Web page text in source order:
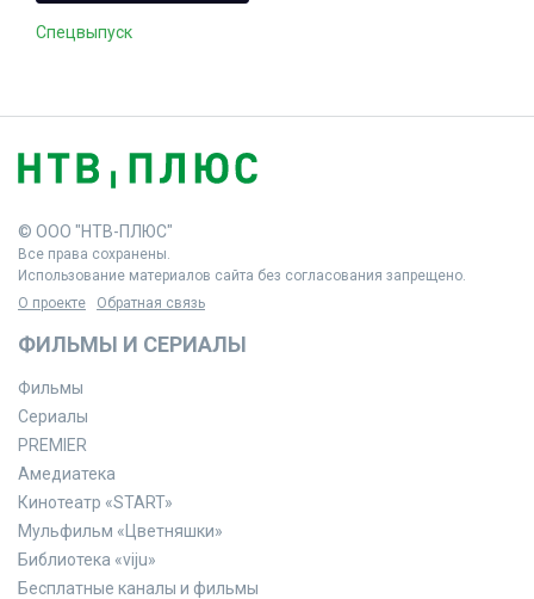
Спецвыпуск
© ООО "НТВ-ПЛЮС"
Все права сохранены.
Использование материалов сайта без согласования запрещено.
О проекте
Обратная связь
ФИЛЬМЫ И СЕРИАЛЫ
Фильмы
Сериалы
PREMIER
Амедиатека
Кинотеатр «START»
Мульфильм «Цветняшки»
Библиотека «viju»
Бесплатные каналы и фильмы